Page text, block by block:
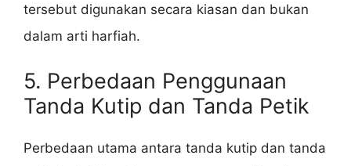
tersebut digunakan secara kiasan dan bukan
dalam arti harfiah.
5. Perbedaan Penggunaan
Tanda Kutip dan Tanda Petik
Perbedaan utama antara tanda kutip dan tanda